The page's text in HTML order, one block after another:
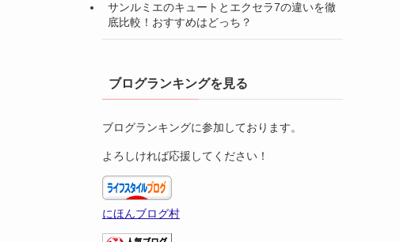
サンルミエのキュートとエクセラ7の違いを徹
底比較！おすすめはどっち？
ブログランキングを見る
ブログランキングに参加しております。
よろしければ応援してください！
にほんブログ村